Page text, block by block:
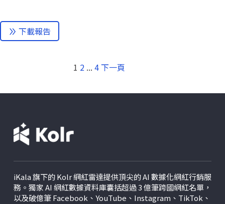
下載報告
1 2 ... 4下一頁
iKala 旗下的 Kolr 網紅雷達提供頂尖的 AI 數據化網紅行銷服
務。獨家 AI 網紅數據資料庫囊括超過 3 億筆跨國網紅名單，
以及破億筆 Facebook、YouTube、Instagram、TikTok、